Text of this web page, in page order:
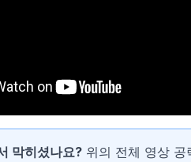
막히셨나요? 위의 전체 영상